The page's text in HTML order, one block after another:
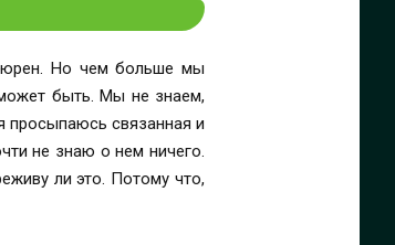
Но чем больше мы
быть. Мы не знаем,
просыпаюсь связанная и
не знаю о нем ничего.
ли это. Потому что,